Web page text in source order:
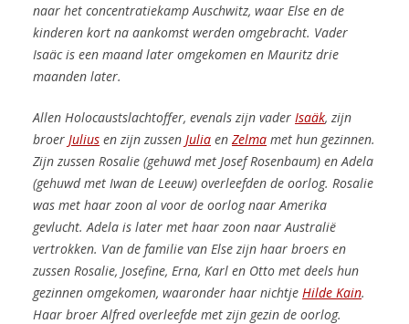
naar het concentratiekamp Auschwitz, waar Else en de
kinderen kort na aankomst werden omgebracht. Vader
Isaäc is een maand later omgekomen en Mauritz drie
maanden later.
Allen Holocaustslachtoffer, evenals zijn vader Isaäk, zijn
broer Julius en zijn zussen Julia en Zelma met hun gezinnen.
Zijn zussen Rosalie (gehuwd met Josef Rosenbaum) en Adela
(gehuwd met Iwan de Leeuw) overleefden de oorlog. Rosalie
was met haar zoon al voor de oorlog naar Amerika
gevlucht. Adela is later met haar zoon naar Australië
vertrokken. Van de familie van Else zijn haar broers en
zussen Rosalie, Josefine, Erna, Karl en Otto met deels hun
gezinnen omgekomen, waaronder haar nichtje Hilde Kain.
Haar broer Alfred overleefde met zijn gezin de oorlog.